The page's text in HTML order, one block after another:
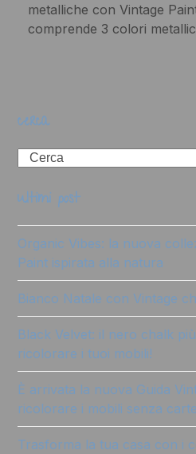
metalliche con Vintage
comprende 3 colori
cerca
Search
ultimi post
Organic Vibes: la nuova
Paint ispirata alla natura
Bianco Natale con Vintage
Black Velvet: il nero chalk
ricolorare i tuoi mobili!
È arrivata la nuova Guida
ricolorare i mobili senza
Trasforma la tua casa con i